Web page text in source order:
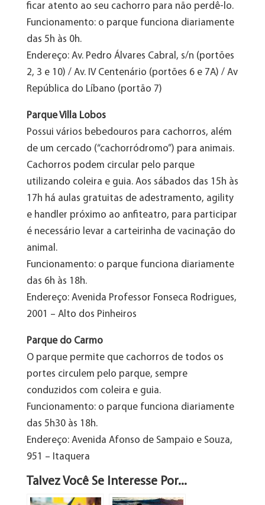
ficar atento ao seu cachorro para não perdê-lo.
Funcionamento: o parque funciona diariamente
das 5h às 0h.
Endereço: Av. Pedro Álvares Cabral, s/n (portões
2, 3 e 10) / Av. IV Centenário (portões 6 e 7A) / Av
República do Líbano (portão 7)
Parque Villa Lobos
Possui vários bebedouros para cachorros, além
de um cercado (“cachorródromo”) para animais.
Cachorros podem circular pelo parque
utilizando coleira e guia. Aos sábados das 15h às
17h há aulas gratuitas de adestramento, agility
e handler próximo ao anfiteatro, para participar
é necessário levar a carteirinha de vacinação do
animal.
Funcionamento: o parque funciona diariamente
das 6h às 18h.
Endereço: Avenida Professor Fonseca Rodrigues,
2001 – Alto dos Pinheiros
Parque do Carmo
O parque permite que cachorros de todos os
portes circulem pelo parque, sempre
conduzidos com coleira e guia.
Funcionamento: o parque funciona diariamente
das 5h30 às 18h.
Endereço: Avenida Afonso de Sampaio e Souza,
951 – Itaquera
Talvez Você Se Interesse Por...